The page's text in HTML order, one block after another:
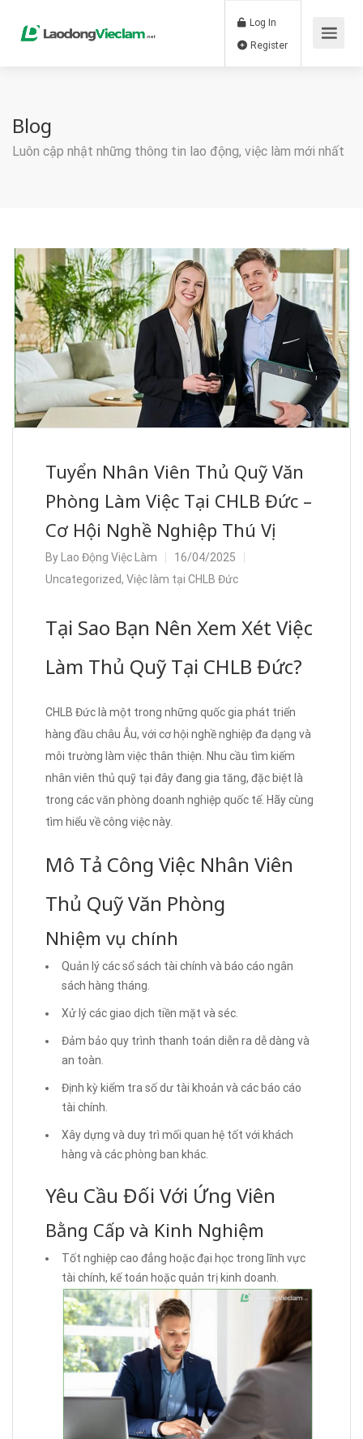
Log In
Blog
Luôn cập nhật những thông tin lao động, việc làm mới nhất
Tuyển Nhân Viên Thủ Quỹ Văn
Phòng Làm Việc Tại CHLB Đức –
Cơ Hội Nghề Nghiệp Thú Vị
By Lao Động Việc Làm
16/04/2025
Uncategorized, Việc làm tại CHLB Đức
Tại Sao Bạn Nên Xem Xét Việc
Làm Thủ Quỹ Tại CHLB Đức?
CHLB Đức là một trong những quốc gia phát triển
hàng đầu châu Âu, với cơ hội nghề nghiệp đa dạng và
môi trường làm việc thân thiện. Nhu cầu tìm kiếm
nhân viên thủ quỹ tại đây đang gia tăng, đặc biệt là
trong các văn phòng doanh nghiệp quốc tế. Hãy cùng
tìm hiểu về công việc này.
Mô Tả Công Việc Nhân Viên
Thủ Quỹ Văn Phòng
Nhiệm vụ chính
Quản lý các sổ sách tài chính và báo cáo ngân
sách hàng tháng.
Xử lý các giao dịch tiền mặt và séc.
Đảm bảo quy trình thanh toán diễn ra dễ dàng và
an toàn.
Định kỳ kiểm tra số dư tài khoản và các báo cáo
tài chính.
Xây dựng và duy trì mối quan hệ tốt với khách
hàng và các phòng ban khác.
Yêu Cầu Đối Với Ứng Viên
Bằng Cấp và Kinh Nghiệm
Tốt nghiệp cao đẳng hoặc đại học trong lĩnh vực
tài chính, kế toán hoặc quản trị kinh doanh.